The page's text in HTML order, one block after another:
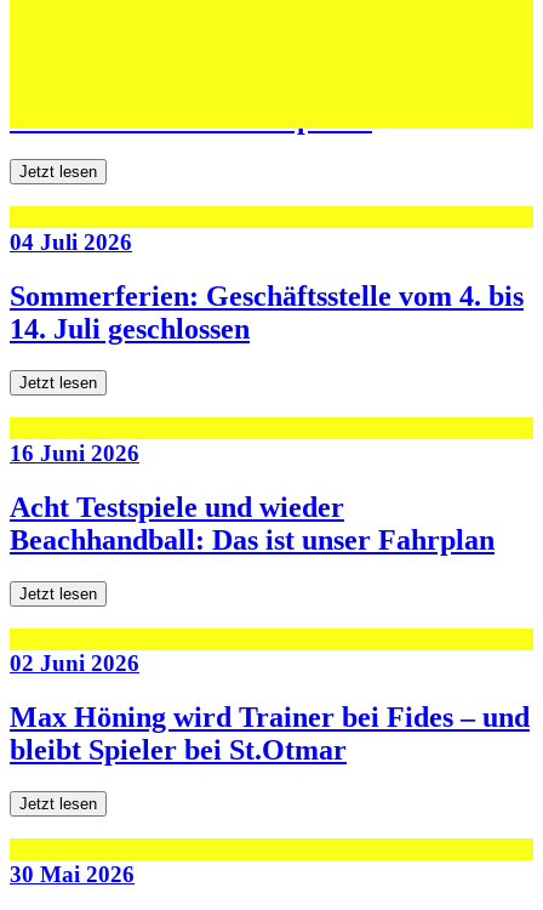
Jetzt lesen
04 Juli 2026
Sommerferien: Geschäftsstelle vom 4. bis
14. Juli geschlossen
Jetzt lesen
16 Juni 2026
Acht Testspiele und wieder
Beachhandball: Das ist unser Fahrplan
Jetzt lesen
02 Juni 2026
Max Höning wird Trainer bei Fides – und
bleibt Spieler bei St.Otmar
Jetzt lesen
30 Mai 2026